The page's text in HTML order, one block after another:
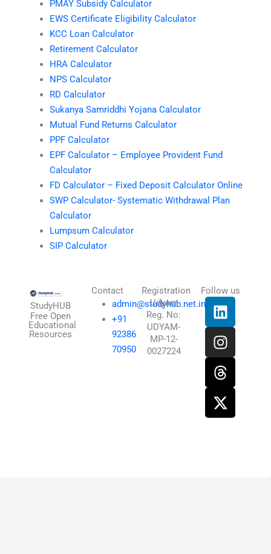
PMAY Subsidy Calculator
EWS Certificate Eligibility Calculator
KCC Loan Calculator
Retirement Calculator
HRA Calculator
NPS Calculator
RD Calculator
Sukanya Samriddhi Yojana Calculator
Mutual Fund Returns Calculator
PPF Calculator
EPF Calculator – Employee Provident Fund
Calculator
FD Calculator – Fixed Deposit Calculator Online
SWP Calculator- Systematic Withdrawal Plan
Calculator
Lumpsum Calculator
SIP Calculator
StudyHUB
Free Open
Educational
Resources
Contact
admin@studyhub.net.in
+91
92386
70950
Registration
Udyam
Reg. No:
UDYAM-
MP-12-
0027224
Follow us
L
i
n
k
e
d
i
n
I
n
s
t
a
g
r
a
T
h
r
e
a
d
s
X
-
t
w
i
t
t
e